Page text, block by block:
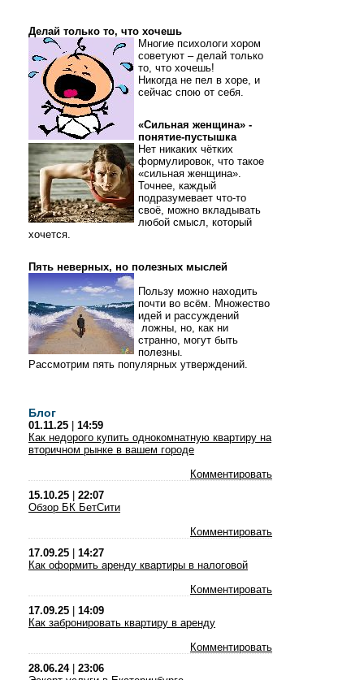
Делай только то, что хочешь
Многие психологи хором
советуют – делай только
то, что хочешь!
Никогда не пел в хоре, и
сейчас спою от себя.
«Сильная женщина» -
понятие-пустышка
Нет никаких чётких
формулировок, что такое
«сильная женщина».
Точнее, каждый
подразумевает что-то
своё, можно вкладывать
любой смысл, который
хочется.
Пять неверных, но полезных мыслей
Пользу можно находить
почти во всём. Множество
идей и рассуждений
ложны, но, как ни
странно, могут быть
полезны.
Рассмотрим пять популярных утверждений.
Блог
01.11.25
14:59
Как недорого купить однокомнатную квартиру на
вторичном рынке в вашем городе
Комментировать
15.10.25
22:07
Обзор БК БетСити
Комментировать
17.09.25
14:27
Как оформить аренду квартиры в налоговой
Комментировать
17.09.25
14:09
Как забронировать квартиру в аренду
Комментировать
28.06.24| 23:06